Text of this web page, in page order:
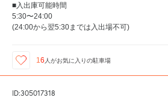
■入出庫可能時間
5:30〜24:00
(24:00から翌5:30までは入出場不可)
16 人がお気に入りの駐車場
ID:305017318